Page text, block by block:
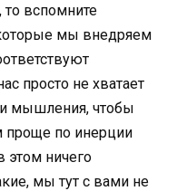
вспомните
мы внедряем
просто не хватает
мышления, чтобы
проще по инерции
этом ничего
мы тут с вами не